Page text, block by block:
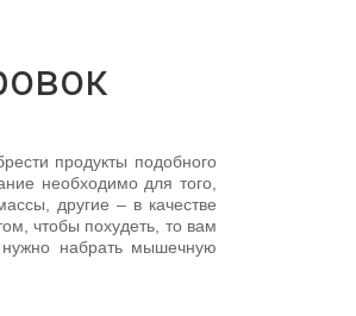
продукты подобного
необходимо для того,
другие – в качестве
чтобы похудеть, то вам
набрать мышечную